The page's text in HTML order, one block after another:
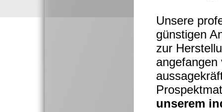
Unsere
günstigen
zur
unserem